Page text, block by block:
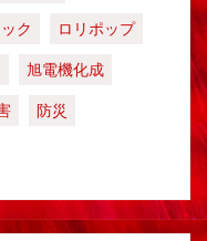
ク
ロリポップ
旭電機化成
防災